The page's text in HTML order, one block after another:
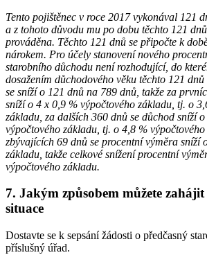
Tento pojištěnec v roce 2017 vykonával 121
a z tohoto důvodu mu po dobu těchto 121
prováděna. Těchto 121 dnů se připočte k
nárokem. Pro účely stanovení nového
starobního důchodu není rozhodující, do
dosažením důchodového věku těchto 121
se sníží o 121 dnů na 789 dnů, takže za
sníží o 4 x 0,9 % výpočtového základu, tj. o
základu, za dalších 360 dnů se důchod sníží
výpočtového základu, tj. o 4,8 %
zbývajících 69 dnů se procentní výměra sníží
základu, takže celkové snížení procentní
výpočtového základu.
7. Jakým způsobem můžete
situace
Dostavte se k sepsání žádosti o předčasný
příslušný úřad.